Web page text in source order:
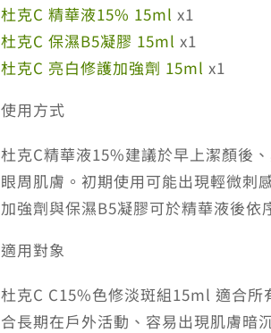
杜克C 精華液15% 15ml x1
杜克C 保濕B5凝膠 15ml x1
杜克C 亮白修護加強劑 15ml x1
使用方式
杜克C精華液15%建議於早上潔顏後
眼周肌膚。初期使用可能出現輕微刺
加強劑與保濕B5凝膠可於精華液後依
適用對象
杜克C C15%色修淡斑組15ml 適合
合長期在戶外活動、容易出現肌膚暗